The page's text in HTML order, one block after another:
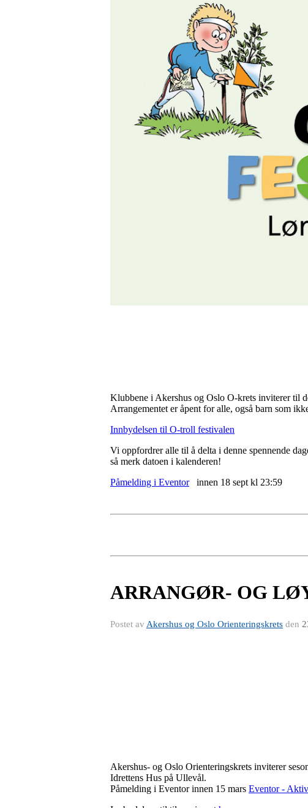
Klubbene i Akershus og Oslo O-krets inviterer til
Arrangementet er åpent for alle, også barn som
Innbydelsen til O-troll festivalen
Vi oppfordrer alle til å delta i denne spennende
så merk datoen i kalenderen!
Påmelding i Eventorinnen 18 sept kl 23:59
ARRANGØR- OG
Postet av Akershus og Oslo Orienteringskrets den
Akershus- og Oslo Orienteringskrets inviterer
Idrettens Hus på Ullevål.
Påmelding i Eventor innen 15 mars Eventor -